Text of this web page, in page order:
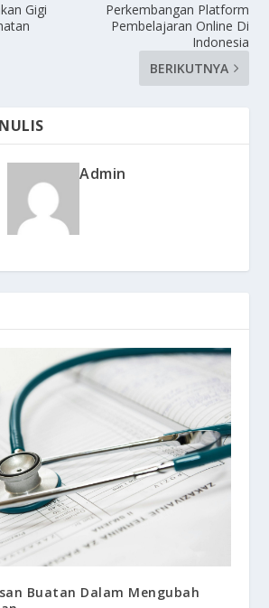
Gigi
Perkembangan Platform
Pembelajaran Online Di
Indonesia
BERIKUTNYA
Admin
Buatan Dalam Mengubah